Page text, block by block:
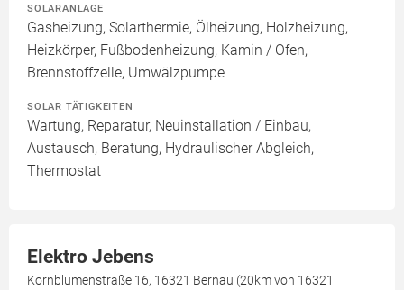
SOLARANLAGE
Gasheizung, Solarthermie, Ölheizung, Holzheizung,
Heizkörper, Fußbodenheizung, Kamin / Ofen,
Brennstoffzelle, Umwälzpumpe
SOLAR TÄTIGKEITEN
Wartung, Reparatur, Neuinstallation / Einbau,
Austausch, Beratung, Hydraulischer Abgleich,
Thermostat
Elektro Jebens
Kornblumenstraße 16, 16321 Bernau (20km von 16321